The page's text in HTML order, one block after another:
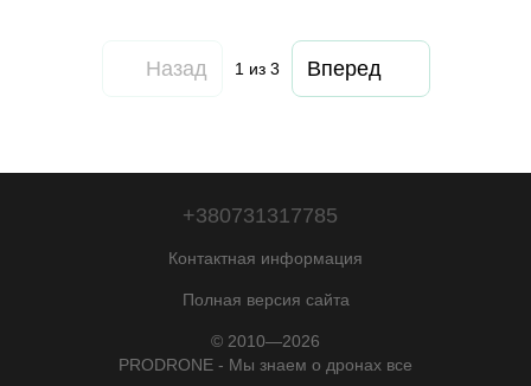
Назад 1 из 3 Вперед
+380731317785
Контактная информация
Полная версия сайта
© 2010—2026
PRODRONE - Мы знаем о дронах все